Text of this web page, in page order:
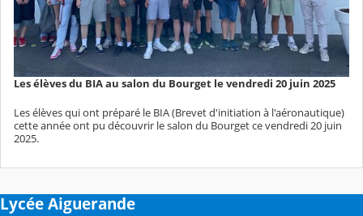
Les élèves du BIA au salon du Bourget le vendredi 20 juin 2025
Les élèves qui ont préparé le BIA (Brevet d'initiation à l'aéronautique)
cette année ont pu découvrir le salon du Bourget ce vendredi 20 juin
2025.
Lycée Aiguerande